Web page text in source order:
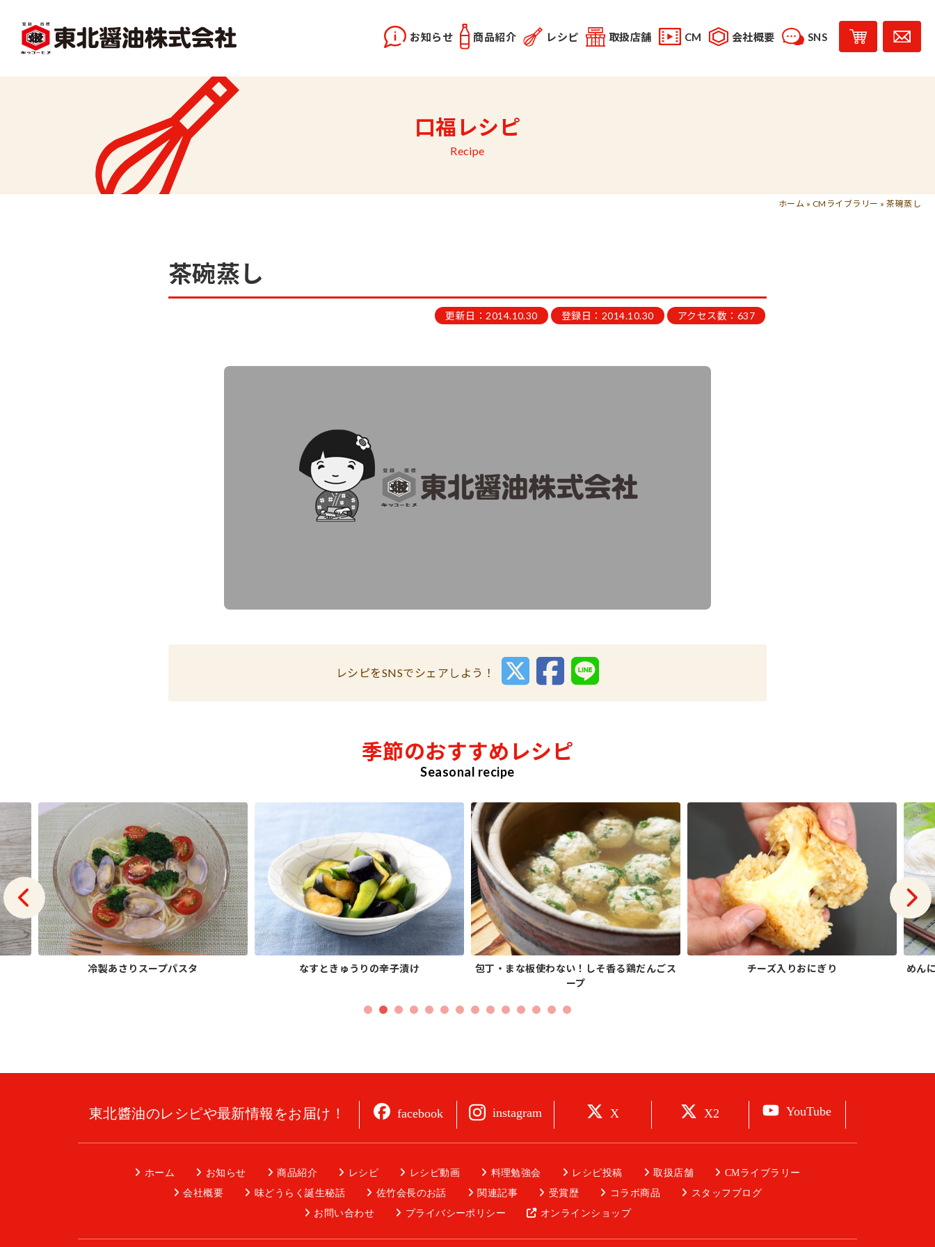
お知らせ 商品紹介
味どうらくの里 あま塩醤油
レシピ
レシピ動画 料理勉強会
取扱店舗 CM 会社概要
佐竹会長のお話
SNS
口福レシピ
Recipe
ホーム » CMライブラリー »茶碗蒸し
茶碗蒸し
更新日：2014.10.30 登録日：2014.10.30 アクセス数：637
レシピをSNSでシェアしよう！
季節のおすすめレシピ
Seasonal recipe
冷製あさりスープパスタ なすときゅうりの辛子漬け
包丁・まな板使わない！しそ香る鶏だんごス
ープ
チーズ入りおにぎり めん
東北醬油のレシピや最新情報をお届け！ facebook instagram X X2 YouTube
ホーム お知らせ 商品紹介 レシピ レシピ動画 料理勉強会 レシピ投稿 取扱店舗
CMライブラリー
会社概要
味どうらく誕生秘話 佐竹会長のお話 関連記事 受賞歴 コラボ商品
スタッフブログ
お問い合わせ
プライバシーポリシー オンラインショップ